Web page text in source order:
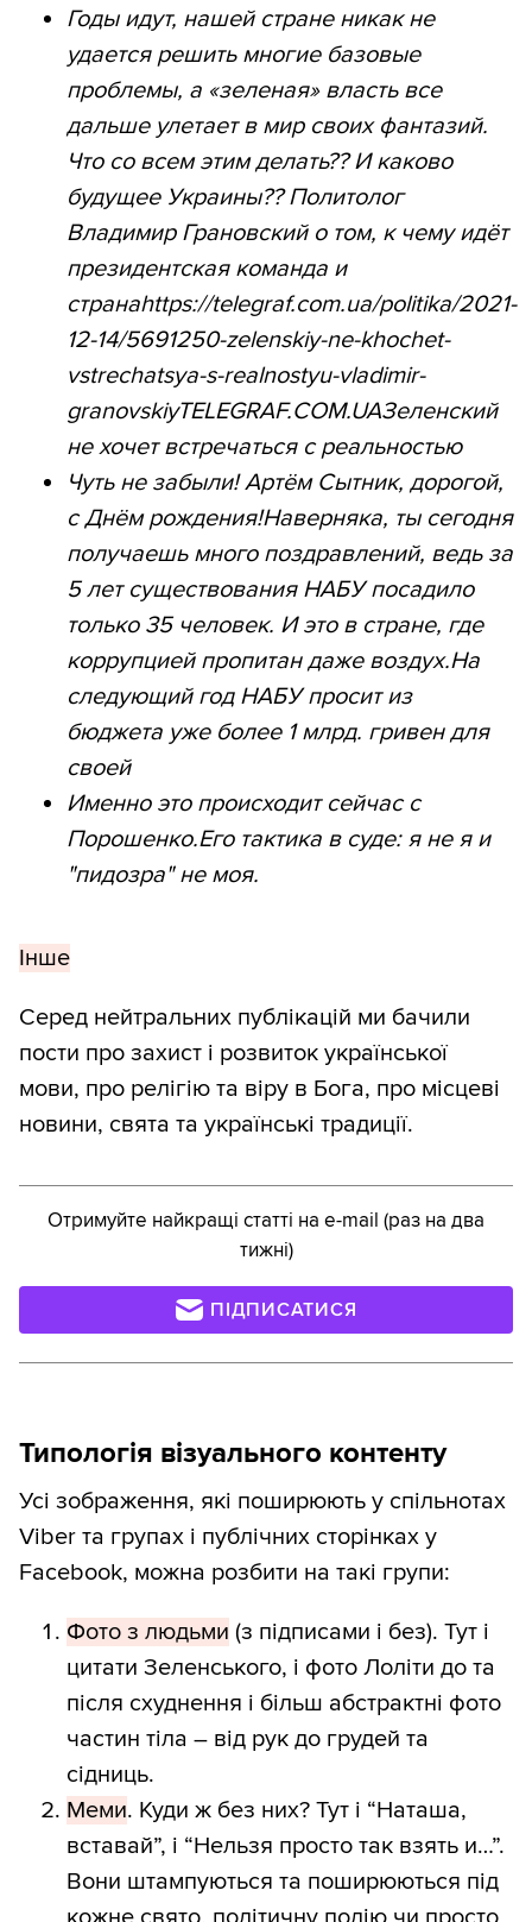
Годы идут, нашей стране никак не
удается решить многие базовые
проблемы, а «зеленая» власть все
дальше улетает в мир своих фантазий.
Что со всем этим делать?? И каково
будущее Украины?? Политолог
Владимир Грановский о том, к чему идёт
президентская команда и
странаhttps://telegraf.com.ua/politika/2021-
12-14/5691250-zelenskiy-ne-khochet-
vstrechatsya-s-realnostyu-vladimir-
granovskiyTELEGRAF.COM.UAЗеленский
не хочет встречаться с реальностью
Чуть не забыли! Артём Сытник, дорогой,
с Днём рождения!Наверняка, ты сегодня
получаешь много поздравлений, ведь за
5 лет существования НАБУ посадило
только 35 человек. И это в стране, где
коррупцией пропитан даже воздух.На
следующий год НАБУ просит из
бюджета уже более 1 млрд. гривен для
своей
Именно это происходит сейчас с
Порошенко.Его тактика в суде: я не я и
"пидозра" не моя.
Інше
Серед нейтральних публікацій ми бачили
пости про захист і розвиток української
мови, про релігію та віру в Бога, про місцеві
новини, свята та українські традиції.
Отримуйте найкращі статті на e-mail (раз на два
тижні)
ПІДПИСАТИСЯ
Типологія візуального контенту
Усі зображення, які поширюють у спільнотах
Viber та групах і публічних сторінках у
Facebook, можна розбити на такі групи:
Фото з людьми (з підписами і без). Тут і
цитати Зеленського, і фото Лоліти до та
після схуднення і більш абстрактні фото
частин тіла – від рук до грудей та
сідниць.
Меми. Куди ж без них? Тут і “Наташа,
вставай”, і “Нельзя просто так взять и…”.
Вони штампуються та поширюються під